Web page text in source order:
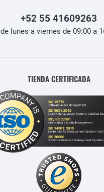
+52 55 41609263
de lunes a viernes de 09:00 a
TIENDA CERTIFICADA